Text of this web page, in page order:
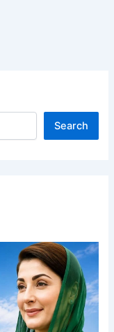
Search